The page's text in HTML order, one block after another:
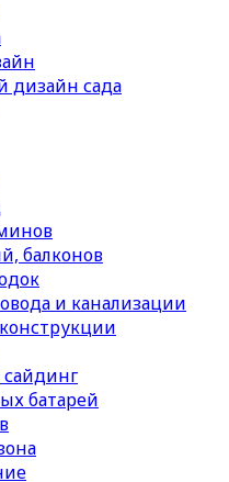
сада
балконов
и канализации
батарей